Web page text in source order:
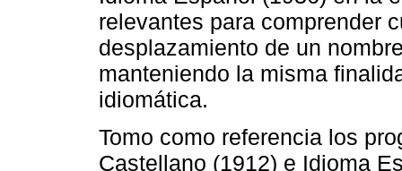
relevantes para comprender
desplazamiento de un
manteniendo la misma
idiomática.
Tomo como referencia los
Castellano (1912) e Idioma